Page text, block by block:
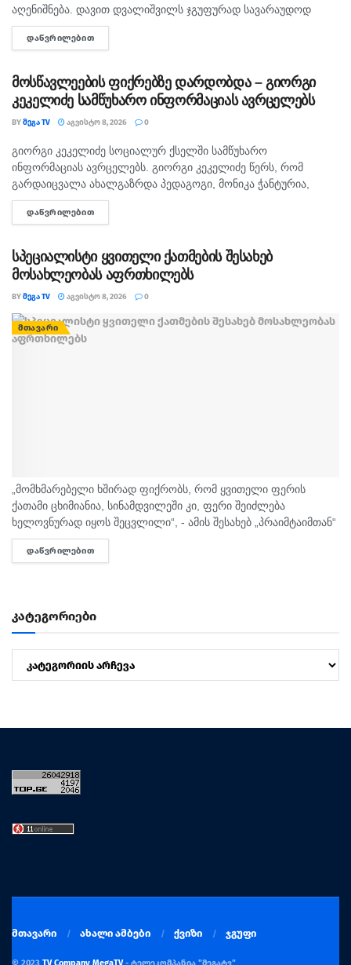
აღენიშნება. დავით დვალიშვილს ჯგუფურად სავარაუდოდ
ხუთამდე მოზარდი გუშინ გაუსწორდა. ჯერ-ჯერობით
თავდამსხმელების დაკავების შესახებ ინფორმაცია არ
სამეთვალყურეო...
ᲓᲐᲬᲕᲠᲘᲚᲔᲑᲘᲗ
მოსწავლეების ფიქრებზე დარდობდა – გიორგი
კეკელიძე სამწუხარო ინფორმაციას ავრცელებს
BYᲛᲔᲒᲐ TV ᲐᲒᲕᲘᲡᲢᲝ 8, 2026 0
ᲛᲗᲐᲕᲐᲠᲘ
გიორგი კეკელიძე სოციალურ ქსელში სამწუხარო
ინფორმაციას ავრცელებს. გიორგი კეკელიძე წერს, რომ
გარდაიცვალა ახალგაზრდა პედაგოგი, მონიკა ჭანტურია,
რომელიც თავისი მოსწავლეების მიმართ განსაკუთრებული
სიყვარულით გამოირჩეოდა. „არასდროს მგონებია, რომ აქ,
ᲓᲐᲬᲕᲠᲘᲚᲔᲑᲘᲗ
სპეციალისტი ყვითელი ქათმების შესახებ
მოსახლეობას აფრთხილებს
BYᲛᲔᲒᲐ TV ᲐᲒᲕᲘᲡᲢᲝ 8, 2026 0
ᲛᲗᲐᲕᲐᲠᲘ
„მომხმარებელი ხშირად ფიქრობს, რომ ყვითელი ფერის
ქათამი ცხიმიანია, სინამდვილეში კი, ფერი შეიძლება
ხელოვნურად იყოს შეცვლილი“, - ამის შესახებ „პრაიმტაიმთან“
სურსათის უვნებლობის სპეციალისტი, ირაკლი არაბული
საუბრობს. „ბაზარი ითხოვს, რომ ქათამი იყოს...
ᲓᲐᲬᲕᲠᲘᲚᲔᲑᲘᲗ
კატეგორიები
მთავარი ახალი ამბები ქვიზი ჯგუფი
© 2023 TV Company MegaTV- ტელეკომპანია "მეგატვ"